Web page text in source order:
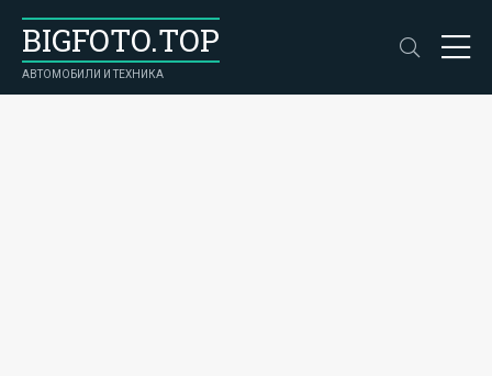
BIGFOTO.TOP
АВТОМОБИЛИ И ТЕХНИКА